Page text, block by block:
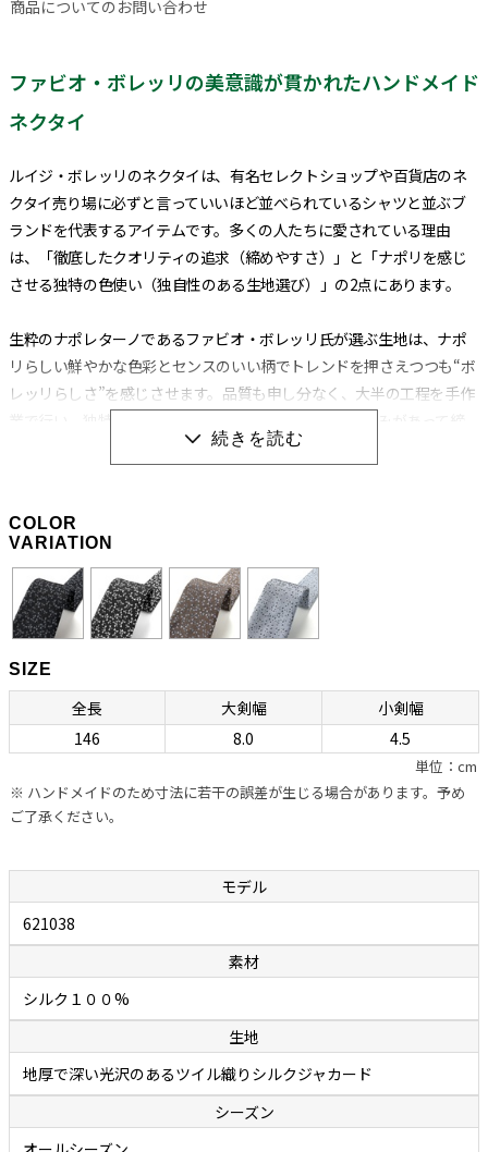
商品についてのお問い合わせ
ファビオ・ボレッリの美意識が貫かれたハンドメイド
ネクタイ
ルイジ・ボレッリのネクタイは、有名セレクトショップや百貨店のネ
クタイ売り場に必ずと言っていいほど並べられているシャツと並ぶブ
ランドを代表するアイテムです。多くの人たちに愛されている理由
は、「徹底したクオリティの追求（締めやすさ）」と「ナポリを感じ
させる独特の色使い（独自性のある生地選び）」の2点にあります。
生粋のナポレターノであるファビオ・ボレッリ氏が選ぶ生地は、ナポ
リらしい鮮やかな色彩とセンスのいい柄でトレンドを押さえつつも“ボ
レッリらしさ”を感じさせます。品質も申し分なく、大半の工程を手作
めやすく、やわらかいのに緩まないネクタイに仕上げられています。
クタイを形作る重要な要素です。
職人の手作業と独特の縫製法によって生み出される
「極上の締め心地」
ネクタイの良し悪しを左右する“作り”ですが、ボレッリの品なので全
幅の信頼が置けます。自社のシャツに合わせるためのネクタイを用意
しているカミチェリアは少なくありませんが、他社に外注していると
ころが多いのが事実。それに対しボレッリでは、ネクタイ専門の職人
を抱え、型紙の作成から生地の裁断・縫製に至るまで、すべてをイタリ
アの自社工場で行っています。世界中で称賛されているハンドメイド
ッリのネクタイは、膨らみがあって締めやすく、やわらかいのに緩み
ません。ファッション業界関係者の間でも評判で、ネクタイはボレッ
リと決めている人が多いのが頷けます。
余談ですが、ボレッリのネクタイの締めやすさは「独特の縫製法」に
秘密があります。通常ネクタイの縫製は、ネクタイを横や斜めに置い
て縫い合わせていくのですが、ボレッリでは縦に置いて真ん中を縫い
合わせていく繊細で難しい作業を行っています。この独特の縫製法と
アイロンワークによって、膨らみがあって締めやすいネクタイが作り出
されます。
COLOR
VARIATION
SIZE
全長 大剣幅
小剣幅
146
8.0 4.5
単位：cm
※ ハンドメイドのため寸法に若干の誤差が生じる場合があります。予め
ご了承ください。
モデル
621038
素材
シルク１００%
生地
地厚で深い光沢のあるツイル織りシルクジャカード
シーズン